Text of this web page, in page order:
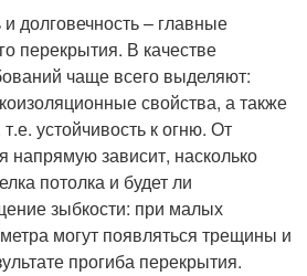
долговечность – главные
перекрытия. В качестве
чаще всего выделяют:
свойства, а также
устойчивость к огню. От
напрямую зависит, насколько
потолка и будет ли
зыбкости: при малых
могут появляться трещины и
прогиба перекрытия.